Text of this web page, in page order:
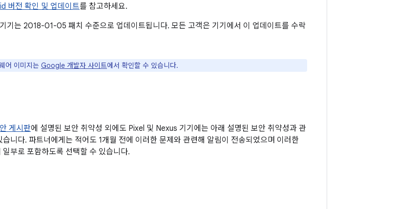
버전 확인 및 업데이트를 참고하세요.
기는 2018-01-05 패치 수준으로 업데이트됩니다. 모든 고객은 기기에서 이 업데이트를 수락
어 이미지는 Google 개발자 사이트에서 확인할 수 있습니다.
게시판에 설명된 보안 취약성 외에도 Pixel 및 Nexus 기기에는 아래 설명된 보안 취약성과 관
니다. 파트너에게는 적어도 1개월 전에 이러한 문제와 관련해 알림이 전송되었으며 이러한
부로 포함하도록 선택할 수 있습니다.